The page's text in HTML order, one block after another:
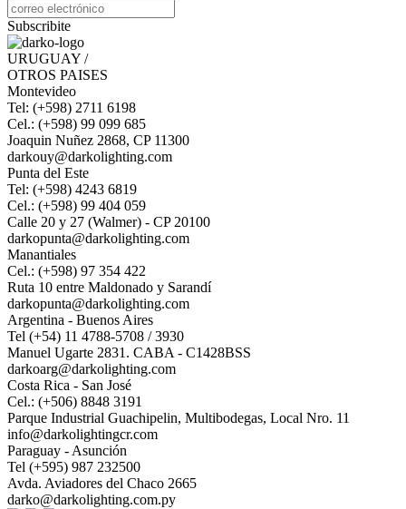
Subscribite
URUGUAY /
OTROS PAISES
Montevideo
Tel: (+598) 2711 6198
Cel.: (+598) 99 099 685
Joaquin Nuñez 2868, CP 11300
darkouy@darkolighting.com
Punta del Este
Tel: (+598) 4243 6819
Cel.: (+598) 99 404 059
Calle 20 y 27 (Walmer) - CP 20100
darkopunta@darkolighting.com
Manantiales
Cel.: (+598) 97 354 422
Ruta 10 entre Maldonado y Sarandí
darkopunta@darkolighting.com
Argentina - Buenos Aires
Tel (+54) 11 4788-5708 / 3930
Manuel Ugarte 2831. CABA - C1428BSS
darkoarg@darkolighting.com
Costa Rica - San José
Cel.: (+506) 8848 3191
Parque Industrial Guachipelin, Multibodegas, Local Nro. 11
info@darkolightingcr.com
Paraguay - Asunción
Tel (+595) 987 232500
Avda. Aviadores del Chaco 2665
darko@darkolighting.com.py